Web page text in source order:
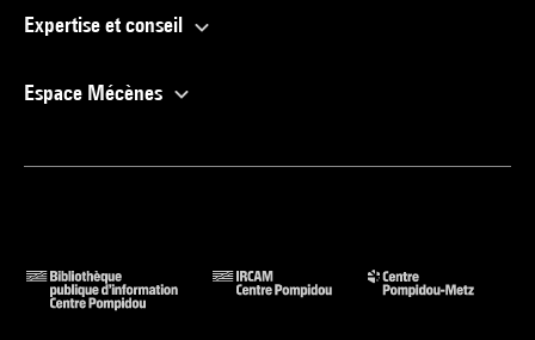
Expertise et conseil
Espace Mécènes